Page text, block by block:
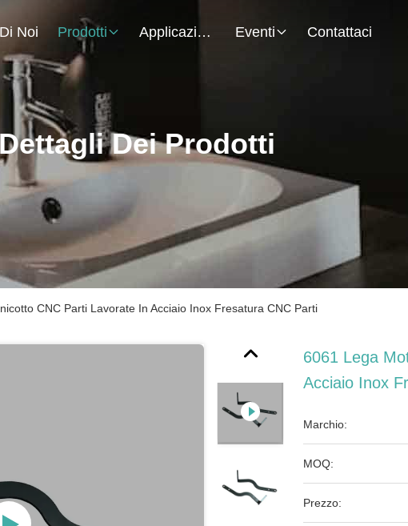
Noi Prodotti Applicazione Eventi Contattaci
Dettagli Dei Prodotti
CNC Parti Lavorate In Acciaio Inox Fresatura CNC Parti
6061 Lega
Acciaio Inox
Marchio:
MOQ:
Prezzo: